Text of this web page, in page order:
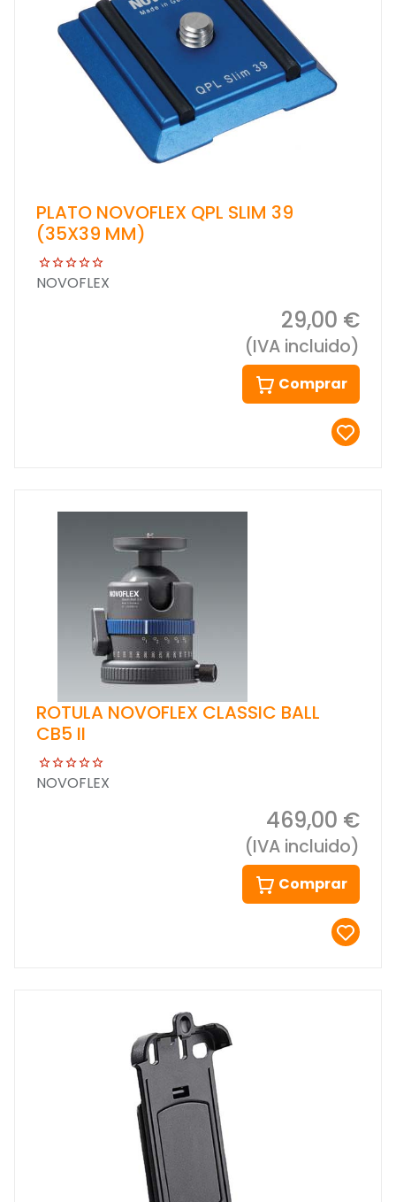
PLATO NOVOFLEX QPL SLIM 39
(35X39 MM)
NOVOFLEX
29,00 €
(IVA incluido)
Comprar
ROTULA NOVOFLEX CLASSIC BALL
CB5 II
NOVOFLEX
469,00 €
(IVA incluido)
Comprar